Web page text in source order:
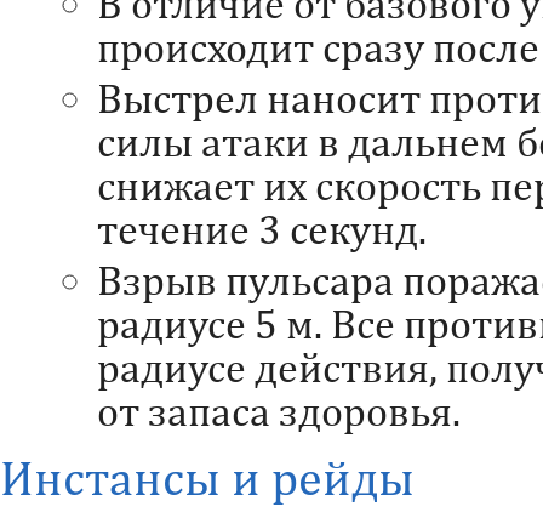
происходит сразу
Выстрел наносит
силы атаки в дальнем
снижает их скорость
течение 3 секунд.
Взрыв пульсара
радиусе 5 м. Все
радиусе действия,
от запаса здоровья.
Инстансы и рейды